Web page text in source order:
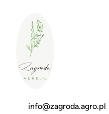
info@zagroda.agro.pl